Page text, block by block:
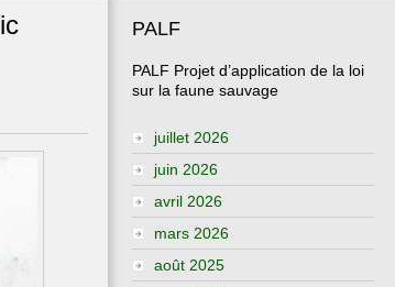
PALF
PALF Projet d’application de la loi
sur la faune sauvage
juillet 2026
juin 2026
avril 2026
mars 2026
août 2025